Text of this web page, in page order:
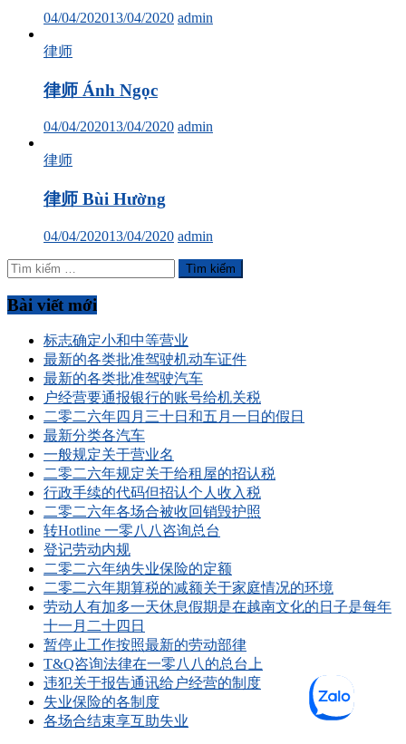
04/04/202013/04/2020 admin
律师
律师 Ánh Ngọc
04/04/202013/04/2020 admin
律师
律师 Bùi Hường
04/04/202013/04/2020 admin
Tìm
kiếm
cho:
Bài viết mới
标志确定小和中等营业
最新的各类批准驾驶机动车证件
最新的各类批准驾驶汽车
户经营要通报银行的账号给机关税
二零二六年四月三十日和五月一日的假日
最新分类各汽车
一般规定关于营业名
二零二六年规定关于给租屋的招认税
行政手续的代码但招认个人收入税
二零二六年各场合被收回销毁护照
转Hotline 一零八八咨询总台
登记劳动内规
二零二六年纳失业保险的定额
二零二六年期算税的减额关于家庭情况的环境
劳动人有加多一天休息假期是在越南文化的日子是每年
十一月二十四日
暂停止工作按照最新的劳动部律
T&Q咨询法律在一零八八的总台上
违犯关于报告通讯给户经营的制度
失业保险的各制度
各场合结束享互助失业